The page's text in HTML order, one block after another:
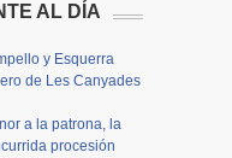
AL DÍA
y Esquerra
de Les Canyades
a la patrona, la
procesión